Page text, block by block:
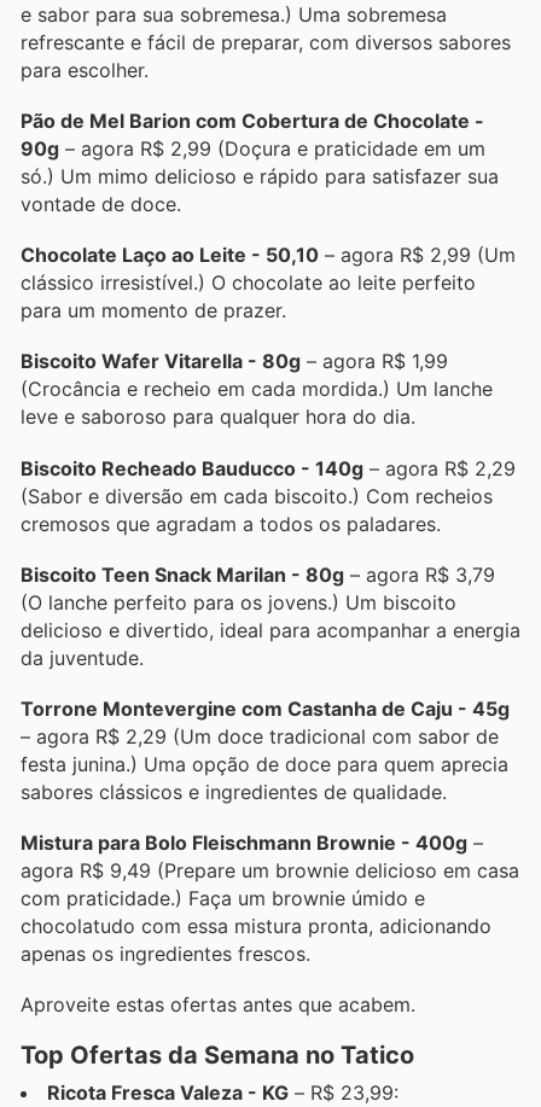
e sabor para sua sobremesa.) Uma sobremesa
refrescante e fácil de preparar, com diversos sabores
para escolher.
Pão de Mel Barion com Cobertura de Chocolate -
90g – agora R$ 2,99 (Doçura e praticidade em um
só.) Um mimo delicioso e rápido para satisfazer sua
vontade de doce.
Chocolate Laço ao Leite - 50,10 – agora R$ 2,99 (Um
clássico irresistível.) O chocolate ao leite perfeito
para um momento de prazer.
Biscoito Wafer Vitarella - 80g – agora R$ 1,99
(Crocância e recheio em cada mordida.) Um lanche
leve e saboroso para qualquer hora do dia.
Biscoito Recheado Bauducco - 140g – agora R$ 2,29
(Sabor e diversão em cada biscoito.) Com recheios
cremosos que agradam a todos os paladares.
Biscoito Teen Snack Marilan - 80g – agora R$ 3,79
(O lanche perfeito para os jovens.) Um biscoito
delicioso e divertido, ideal para acompanhar a energia
da juventude.
Torrone Montevergine com Castanha de Caju - 45g
– agora R$ 2,29 (Um doce tradicional com sabor de
festa junina.) Uma opção de doce para quem aprecia
sabores clássicos e ingredientes de qualidade.
Mistura para Bolo Fleischmann Brownie - 400g –
agora R$ 9,49 (Prepare um brownie delicioso em casa
com praticidade.) Faça um brownie úmido e
chocolatudo com essa mistura pronta, adicionando
apenas os ingredientes frescos.
Aproveite estas ofertas antes que acabem.
Top Ofertas da Semana no Tatico
Ricota Fresca Valeza - KG – R$ 23,99: